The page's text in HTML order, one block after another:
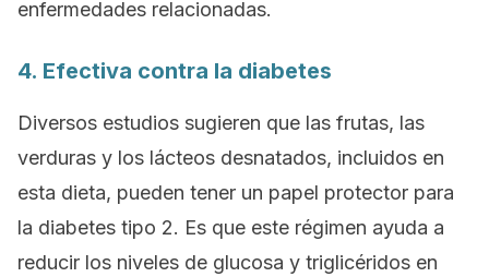
enfermedades relacionadas.
4. Efectiva contra la diabetes
Diversos estudios sugieren que las frutas, las
verduras y los lácteos desnatados, incluidos en
esta dieta, pueden tener un papel protector para
la diabetes tipo 2. Es que este régimen ayuda a
reducir los niveles de glucosa y triglicéridos en